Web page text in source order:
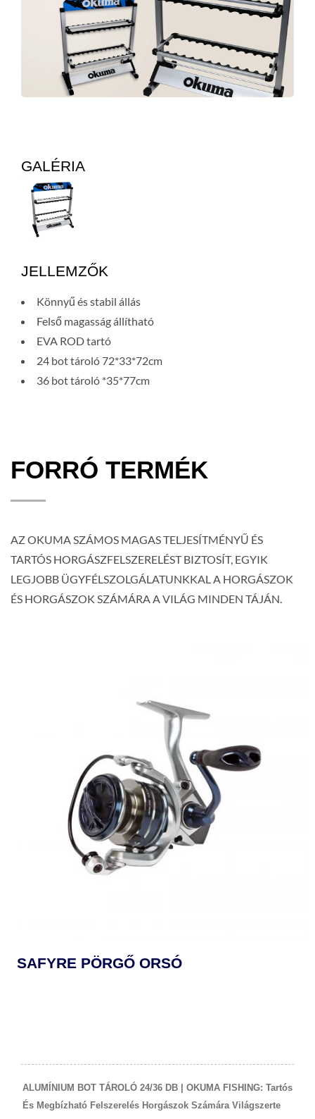
GALÉRIA
JELLEMZŐK
Könnyű és stabil állás
Felső magasság állítható
EVA ROD tartó
24 bot tároló 72*33*72cm
36 bot tároló *35*77cm
FORRÓ TERMÉK
AZ OKUMA SZÁMOS MAGAS TELJESÍTMÉNYŰ ÉS
TARTÓS HORGÁSZFELSZERELÉST BIZTOSÍT, EGYIK
LEGJOBB ÜGYFÉLSZOLGÁLATUNKKAL A HORGÁSZOK
ÉS HORGÁSZOK SZÁMÁRA A VILÁG MINDEN TÁJÁN.
SAFYRE PÖRGŐ ORSÓ
ALUMÍNIUM BOT TÁROLÓ 24/36 DB | OKUMA FISHING: Tartós
És Megbízható Felszerelés Horgászok Számára Világszerte